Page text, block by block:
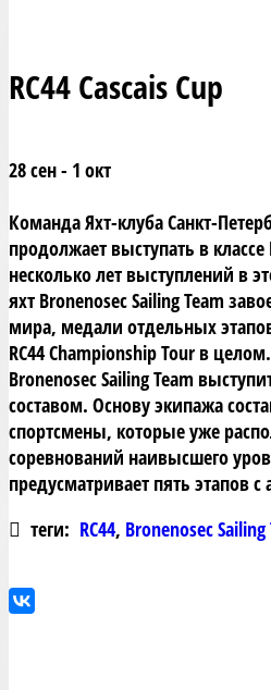
RC44 Cascais Cup
28 сен - 1 окт
Команда Яхт-клуба Санкт-
продолжает выступать в классе
несколько лет выступлений в
яхт Bronenosec Sailing Team
мира, медали отдельных
RC44 Championship Tour в
Bronenosec Sailing Team
составом. Основу экипажа
спортсмены, которые уже
соревнований наивысшего
предусматривает пять этапов
теги: RC44, Bronenosec Sailing